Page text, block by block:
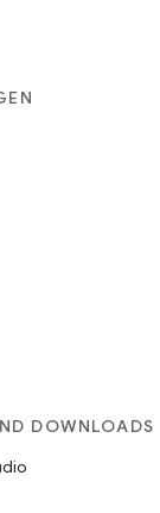
DOWNLOADS